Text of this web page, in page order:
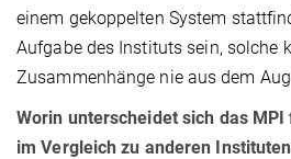
einem gekoppelten System
Aufgabe des Instituts sein, solche
Zusammenhänge nie aus dem
Worin unterscheidet sich das
im Vergleich zu anderen